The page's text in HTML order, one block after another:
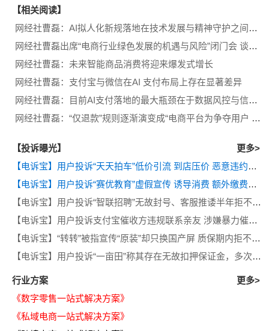
【相关阅读】
网经社曹磊：AI拟人化新规落地在技术发展与精神守护之间划出一条清晰边界
网经社曹磊出席“电商行业绿色发展的机遇与风险”闭门会 谈电商合规舆情风险
网经社曹磊：未来智能商品消费将迎来爆发式增长
网经社曹磊：支付宝与微信在AI 支付布局上存在显著差异
网经社曹磊：目前AI支付落地的最大瓶颈在于数据风控与信任机制
网经社曹磊：“仅退款”规则逐渐演变成“电商平台为争夺用户 追求极致体验而进行的‘内卷’”
【投诉曝光】
更多>
【电诉宝】用户投诉“天天拍车”低价引流 到店压价 恶意违约等问题
【电诉宝】用户投诉“赛优教育”虚假宣传 诱导消费 额外缴费后退款遭拒
【电诉宝】用户投诉“智联招聘”无故封号、客服推诿半年拒不退费
【电诉宝】用户投诉支付宝催收方违规联系亲友 涉嫌暴力催收侵犯隐私
【电诉宝】“转转”被指宣传“原装”却只换国产屏 质保期内拒不履行售后义务
【电诉宝】用户投诉“一亩田”称其存在无故扣押保证金，多次退款遭推诿等问题
行业方案
更多>
《数字零售一站式解决方案》
《私域电商一站式解决方案》